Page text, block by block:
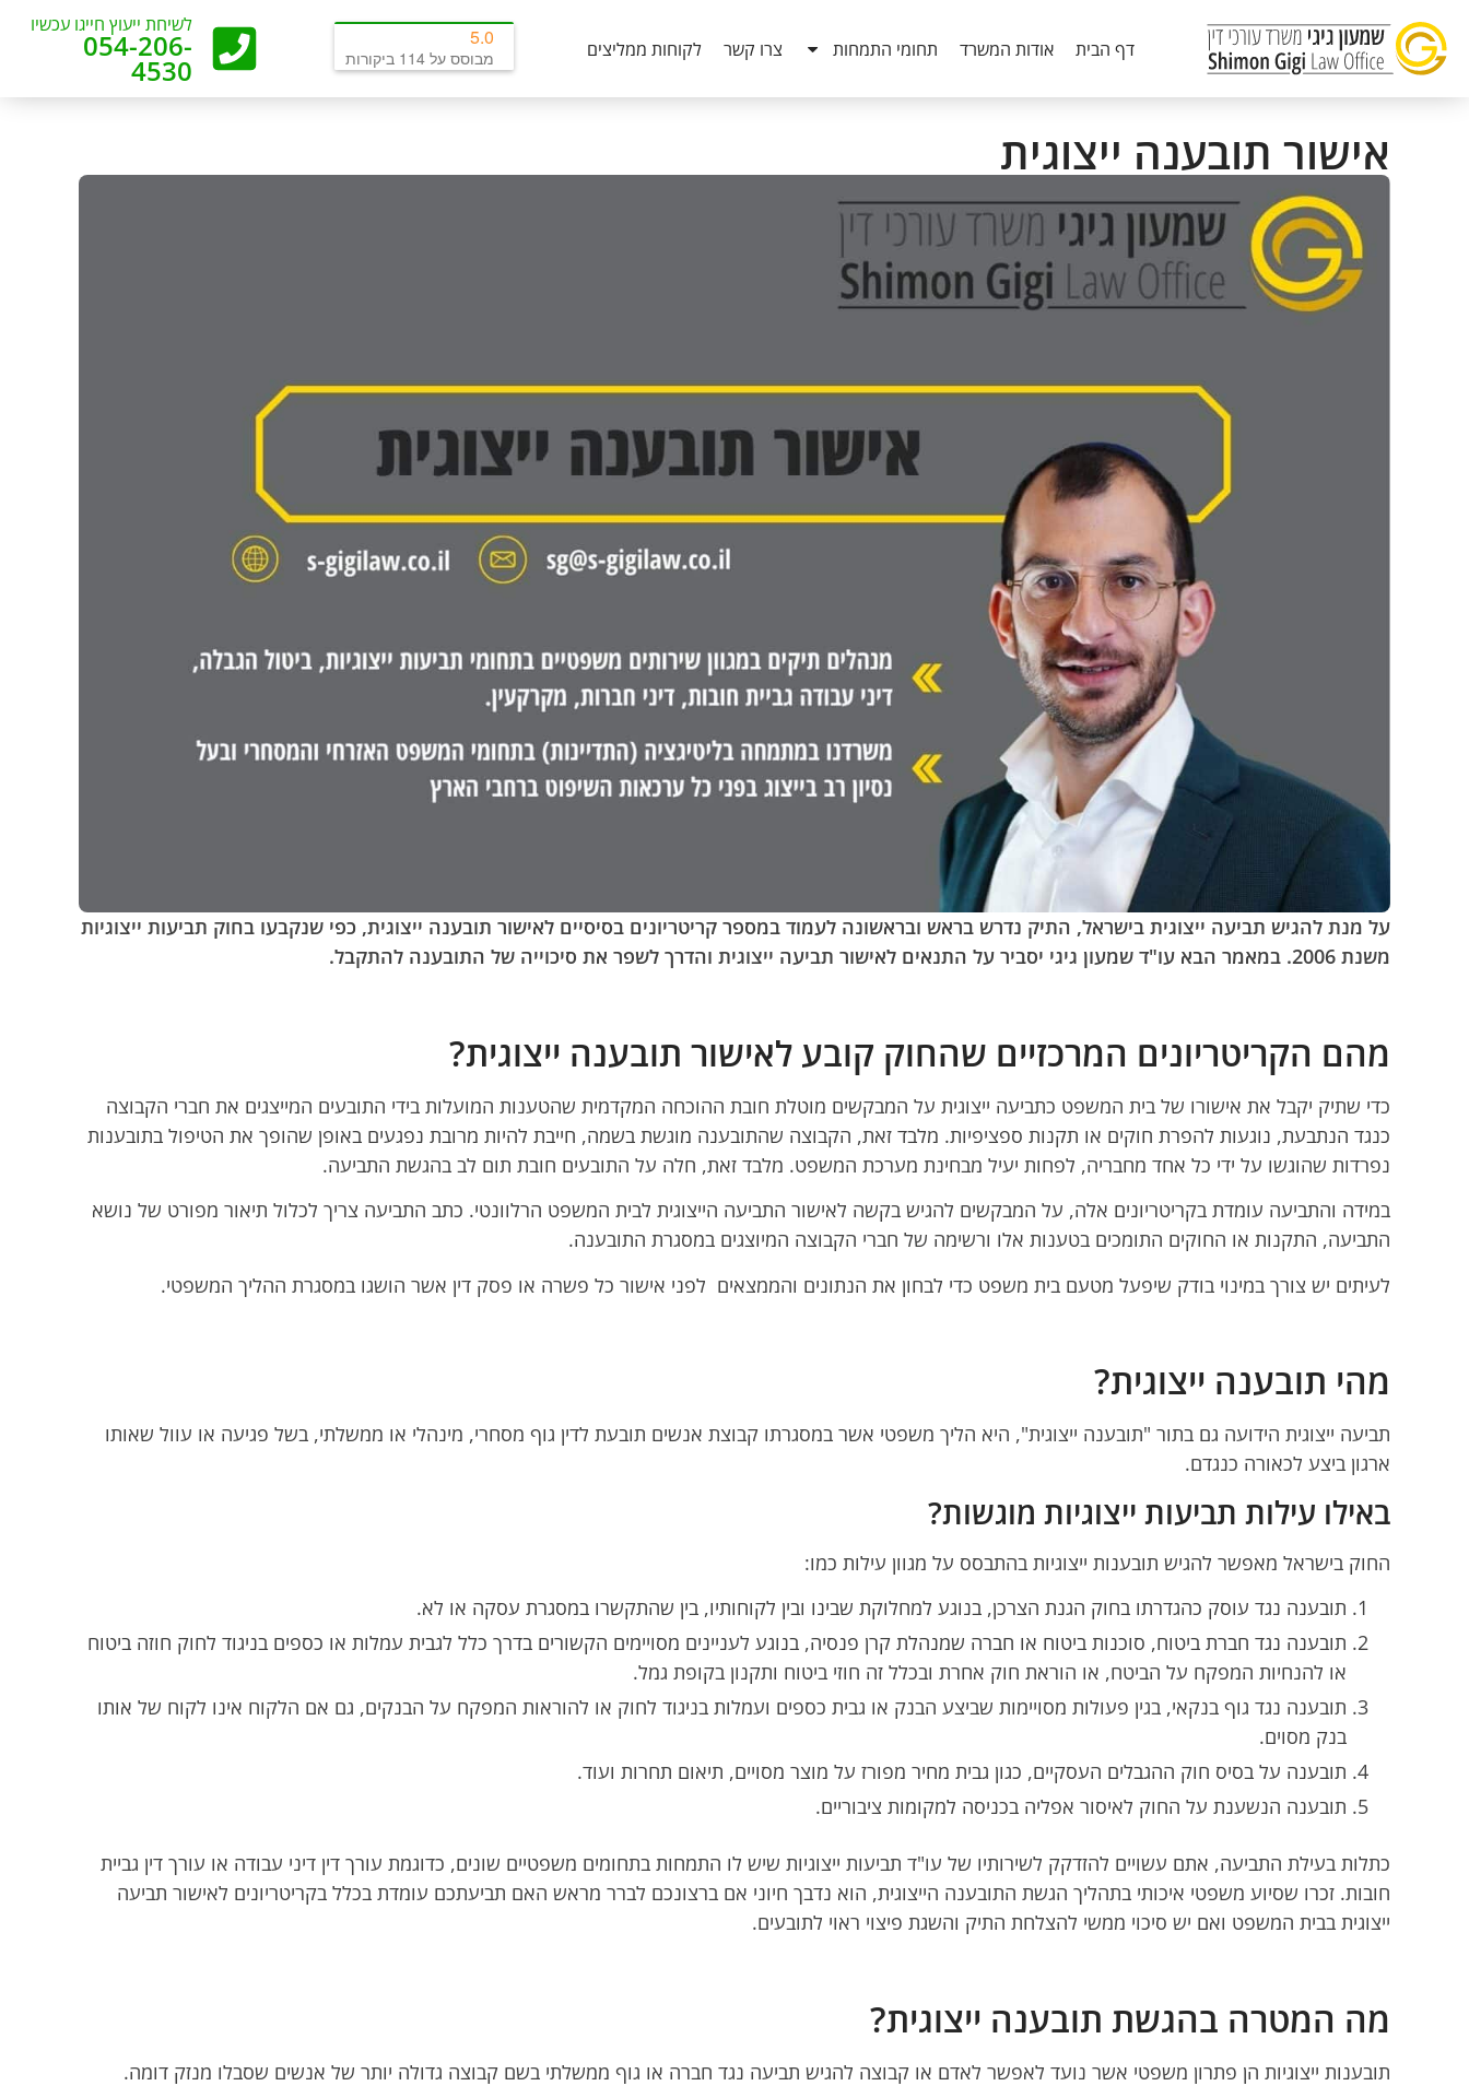
5.0
מבוסס על 114 ביקורות דף הבית אודות המשרד תחומי התמחות צרו קשר לקוחות ממליצים
לשיחת ייעוץ חייגו עכשיו
054-206-
4530
אישור תובענה ייצוגית
על מנת להגיש תביעה ייצוגית בישראל, התיק נדרש בראש ובראשונה לעמוד במספר קריטריונים בסיסיים לאישור תובענה ייצוגית, כפי שנקבעו בחוק תביעות ייצוגיות
משנת 2006. במאמר הבא עו"ד שמעון גיגי יסביר על התנאים לאישור תביעה ייצוגית והדרך לשפר את סיכוייה של התובענה להתקבל.
מהם הקריטריונים המרכזיים שהחוק קובע לאישור תובענה ייצוגית?
כדי שתיק יקבל את אישורו של בית המשפט כתביעה ייצוגית על המבקשים מוטלת חובת ההוכחה המקדמית שהטענות המועלות בידי התובעים המייצגים את חברי הקבוצה
כנגד הנתבעת, נוגעות להפרת חוקים או תקנות ספציפיות. מלבד זאת, הקבוצה שהתובענה מוגשת בשמה, חייבת להיות מרובת נפגעים באופן שהופך את הטיפול בתובענות
נפרדות שהוגשו על ידי כל אחד מחבריה, לפחות יעיל מבחינת מערכת המשפט. מלבד זאת, חלה על התובעים חובת תום לב בהגשת התביעה.
במידה והתביעה עומדת בקריטריונים אלה, על המבקשים להגיש בקשה לאישור התביעה הייצוגית לבית המשפט הרלוונטי. כתב התביעה צריך לכלול תיאור מפורט של נושא
התביעה, התקנות או החוקים התומכים בטענות אלו ורשימה של חברי הקבוצה המיוצגים במסגרת התובענה.
לעיתים יש צורך במינוי בודק שיפעל מטעם בית משפט כדי לבחון את הנתונים והממצאים לפני אישור כל פשרה או פסק דין אשר הושגו במסגרת ההליך המשפטי.
מהי תובענה ייצוגית?
תביעה ייצוגית הידועה גם בתור "תובענה ייצוגית", היא הליך משפטי אשר במסגרתו קבוצת אנשים תובעת לדין גוף מסחרי, מינהלי או ממשלתי, בשל פגיעה או עוול שאותו
ארגון ביצע לכאורה כנגדם.
באילו עילות תביעות ייצוגיות מוגשות?
החוק בישראל מאפשר להגיש תובענות ייצוגיות בהתבסס על מגוון עילות כמו:
תובענה נגד עוסק כהגדרתו בחוק הגנת הצרכן, בנוגע למחלוקת שבינו ובין לקוחותיו, בין שהתקשרו במסגרת עסקה או לא.
תובענה נגד חברת ביטוח, סוכנות ביטוח או חברה שמנהלת קרן פנסיה, בנוגע לעניינים מסויימים הקשורים בדרך כלל לגבית עמלות או כספים בניגוד לחוק חוזה ביטוח
או להנחיות המפקח על הביטח, או הוראת חוק אחרת ובכלל זה חוזי ביטוח ותקנון בקופת גמל.
תובענה נגד גוף בנקאי, בגין פעולות מסויימות שביצע הבנק או גבית כספים ועמלות בניגוד לחוק או להוראות המפקח על הבנקים, גם אם הלקוח אינו לקוח של אותו
בנק מסוים.
תובענה על בסיס חוק ההגבלים העסקיים, כגון גבית מחיר מפורז על מוצר מסויים, תיאום תחרות ועוד.
תובענה הנשענת על החוק לאיסור אפליה בכניסה למקומות ציבוריים.
כתלות בעילת התביעה, אתם עשויים להזדקק לשירותיו של עו"ד תביעות ייצוגיות שיש לו התמחות בתחומים משפטיים שונים, כדוגמת עורך דין דיני עבודה או עורך דין גביית
חובות. זכרו שסיוע משפטי איכותי בתהליך הגשת התובענה הייצוגית, הוא נדבך חיוני אם ברצונכם לברר מראש האם תביעתכם עומדת בכלל בקריטריונים לאישור תביעה
ייצוגית בבית המשפט ואם יש סיכוי ממשי להצלחת התיק והשגת פיצוי ראוי לתובעים.
מה המטרה בהגשת תובענה ייצוגית?
תובענות ייצוגיות הן פתרון משפטי אשר נועד לאפשר לאדם או קבוצה להגיש תביעה נגד חברה או גוף ממשלתי בשם קבוצה גדולה יותר של אנשים שסבלו מנזק דומה.